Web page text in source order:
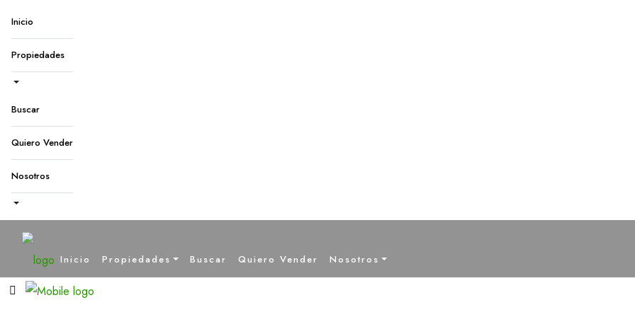
Inicio
Propiedades
Buscar
Quiero Vender
Nosotros
Inicio Propiedades Buscar Quiero Vender Nosotros